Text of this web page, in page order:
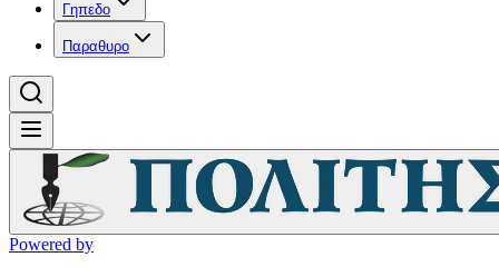
Γηπεδο
Παραθυρο
Powered by